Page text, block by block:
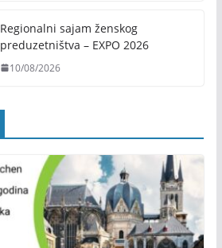
Regionalni sajam ženskog
preduzetništva – EXPO 2026
10/08/2026